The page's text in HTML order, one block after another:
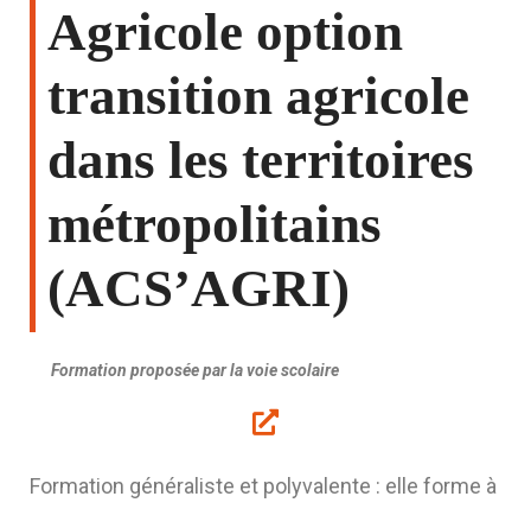
Agricole option
transition agricole
dans les territoires
métropolitains
(ACS’AGRI)
Formation proposée par la voie scolaire
Formation généraliste et polyvalente : elle forme à